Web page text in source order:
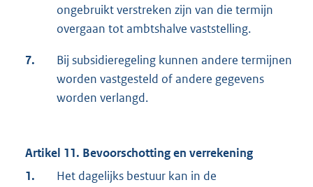
ongebruikt verstreken zijn van die termijn
overgaan tot ambtshalve vaststelling.
7.
Bij subsidieregeling kunnen andere termijnen
worden vastgesteld of andere gegevens
worden verlangd.
Artikel 11. Bevoorschotting en verrekening
1.
Het dagelijks bestuur kan in de